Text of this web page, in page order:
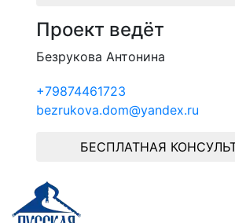
Проект ведёт
Безрукова Антонина
+79874461723
bezrukova.dom@yandex.ru
БЕСПЛАТНАЯ